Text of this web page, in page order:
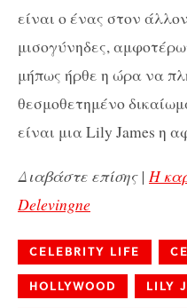
είναι ο ένας στον
μισογύνηδες,
μήπως ήρθε η ώρα να
θεσμοθετημένο
είναι μια Lily James η
Διαβάστε επίσης | Η
Delevingne
CELEBRITY LIFE
HOLLYWOOD LILY